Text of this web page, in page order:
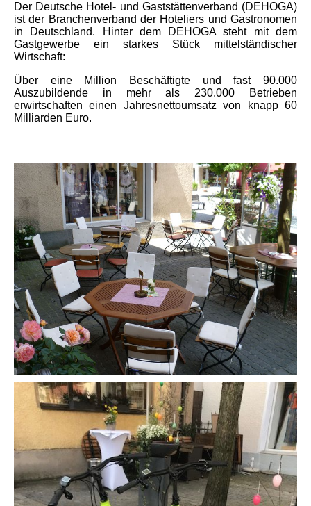
Der Deutsche Hotel- und Gaststättenverband (DEHOGA)
ist der Branchenverband der Hoteliers und Gastronomen
in Deutschland. Hinter dem DEHOGA steht mit dem
Gastgewerbe ein starkes Stück mittelständischer
Wirtschaft:
Über eine Million Beschäftigte und fast 90.000
Auszubildende in mehr als 230.000 Betrieben
erwirtschaften einen Jahresnettoumsatz von knapp 60
Milliarden Euro.